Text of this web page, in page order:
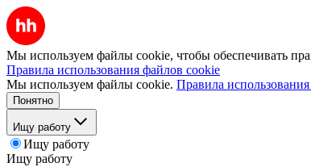
Мы используем файлы cookie, чтобы обеспечивать
Правила использования файлов cookie
Мы используем файлы cookie. Правила
Понятно
Ищу работу
Ищу работу
Ищу работу